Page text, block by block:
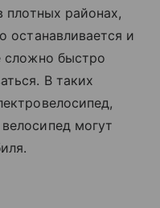
плотных районах,
останавливается и
сложно быстро
В таких
могут